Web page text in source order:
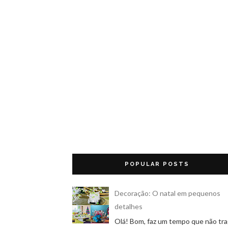
POPULAR POSTS
Decoração: O natal em pequenos
detalhes
Olá! Bom, faz um tempo que não